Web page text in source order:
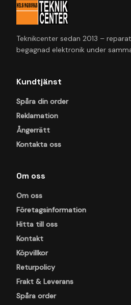
Teknikcenter sedan 2013 –
begagnad elektronik under
Kundtjänst
Spåra din order
Reklamation
Ångerrätt
Kontakta oss
Om oss
Om oss
Företagsinformation
Hitta till oss
Kontakt
Köpvillkor
Returpolicy
Frakt & Leverans
Spåra order